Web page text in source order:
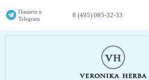
Пишите в
Telegram
8 (495) 085-32-33